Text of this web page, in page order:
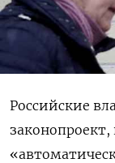
Российские